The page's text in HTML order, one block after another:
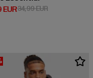
EUR Preis: 18,89 EUR
34,99 EURAktionspreis: